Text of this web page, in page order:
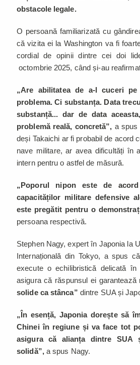
obstacole legale.
O persoană familiarizată cu
că vizita ei la Washington va fi
cordial de opinii dintre cei doi
octombrie 2025, când și-au
„Are abilitatea de a-l cuceri
problema. Ci substanța. Data
substanță... dar de data
problemă reală, concretă”, a spus
deși Takaichi ar fi probabil de acord
nave militare, ar avea dificultăți în
intern pentru o astfel de măsură.
„Poporul nipon este de
capacităților militare defensive
este pregătit pentru o
persoana respectivă.
Stephen Nagy, expert în Japonia la
Internațională din Tokyo, a spus
execute o echilibristică delicată
asigura că răspunsul ei garantează
solide ca stânca” dintre SUA și
„În esență, Japonia dorește să
Chinei în regiune și va face tot
asigura că alianța dintre SUA
solidă”, a spus Nagy.